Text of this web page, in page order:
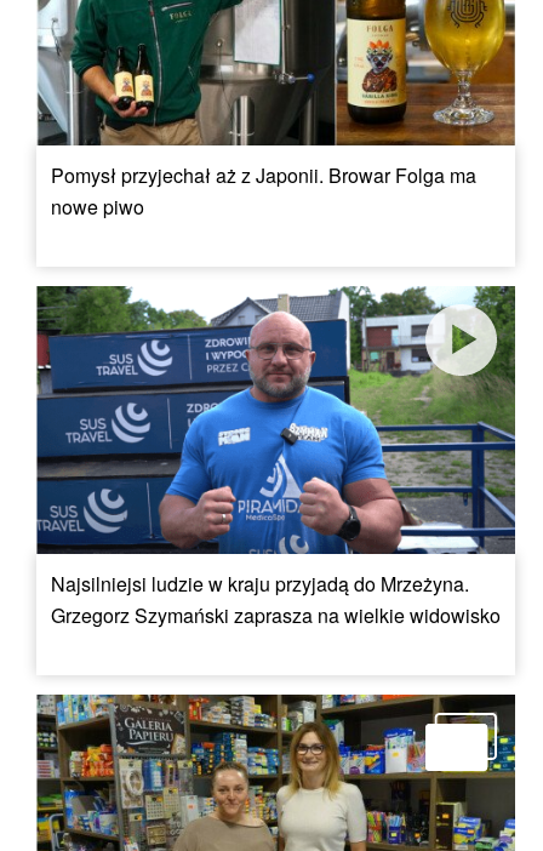
Pomysł przyjechał aż z Japonii. Browar Folga ma
nowe piwo
Najsilniejsi ludzie w kraju przyjadą do Mrzeżyna.
Grzegorz Szymański zaprasza na wielkie widowisko